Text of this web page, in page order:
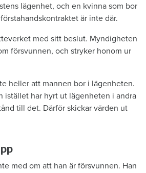
lägenhet, och en kvinna som bor
är inte där.
med sitt beslut. Myndigheten
försvunnen, och stryker honom ur
heller att mannen bor i lägenheten.
istället har hyrt ut lägenheten i andra
till det. Därför skickar värden ut
med om att han är försvunnen. Han